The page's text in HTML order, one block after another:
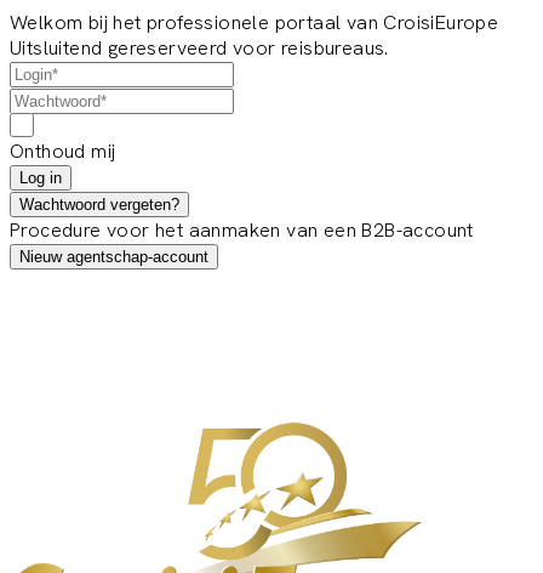
Welkom bij het professionele portaal van CroisiEurope
Uitsluitend gereserveerd voor reisbureaus.
Onthoud mij
Log in
Wachtwoord vergeten?
Procedure voor het aanmaken van een B2B-account
Nieuw agentschap-account